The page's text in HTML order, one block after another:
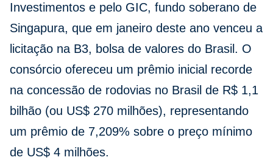
Investimentos e pelo GIC, fundo soberano de
Singapura, que em janeiro deste ano venceu a
licitação na B3, bolsa de valores do Brasil. O
consórcio ofereceu um prêmio inicial recorde
na concessão de rodovias no Brasil de R$ 1,1
bilhão (ou US$ 270 milhões), representando
um prêmio de 7,209% sobre o preço mínimo
de US$ 4 milhões.